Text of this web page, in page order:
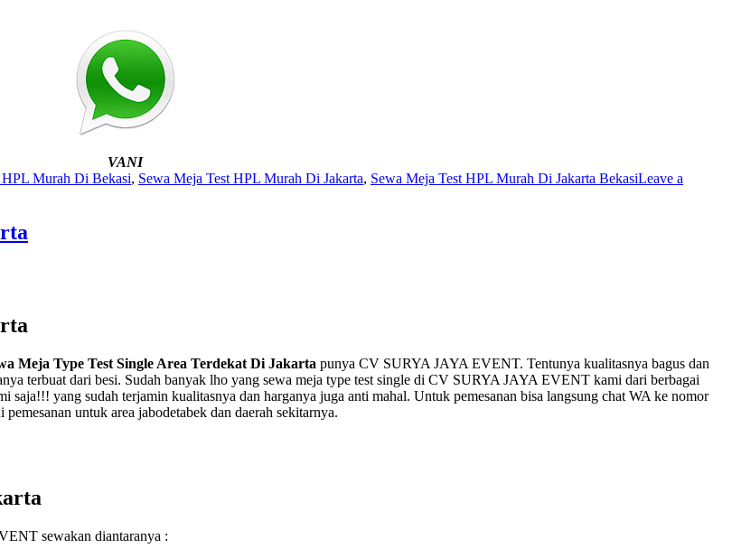
VANI
HPL Murah Di Bekasi, Sewa Meja Test HPL Murah Di Jakarta, Sewa Meja Test HPL Murah Di Jakarta BekasiLeave a
Meja Type Test Single Area Terdekat Di Jakarta punya CV SURYA JAYA EVENT. Tentunya kualitasnya bagus dan
terbuat dari besi. Sudah banyak lho yang sewa meja type test single di CV SURYA JAYA EVENT kami dari berbagai
yang sudah terjamin kualitasnya dan harganya juga anti mahal. Untuk pemesanan bisa langsung chat WA ke nomor
untuk area jabodetabek dan daerah sekitarnya.
sewakan diantaranya :